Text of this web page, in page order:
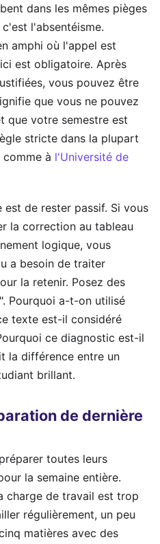
dans les mêmes pièges
l'absentéisme.
amphi où l'appel est
est obligatoire. Après
vous pouvez être
que vous ne pouvez
que votre semestre est
stricte dans la plupart
à l'Université de
de rester passif. Si vous
la correction au tableau
logique, vous
a besoin de traiter
la retenir. Posez des
Pourquoi a-t-on utilisé
texte est-il considéré
ce diagnostic est-il
la différence entre un
brillant.
de dernière
toutes leurs
la semaine entière.
charge de travail est trop
régulièrement, un peu
matières avec des